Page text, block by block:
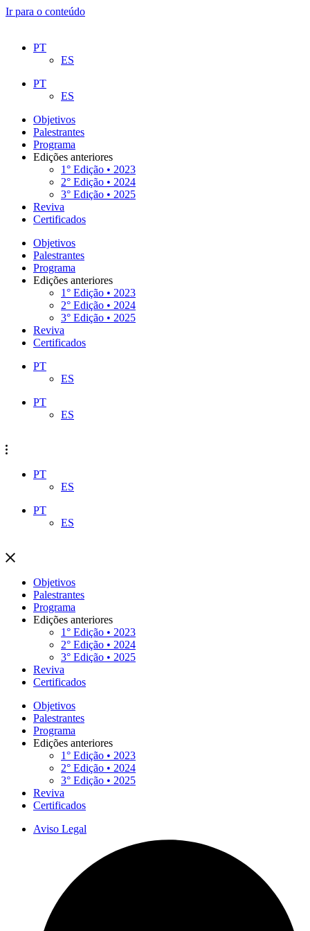
Ir para o conteúdo
PT
ES
PT
ES
Objetivos
Palestrantes
Programa
Edições anteriores
1° Edição • 2023
2° Edição • 2024
3° Edição • 2025
Reviva
Certificados
Objetivos
Palestrantes
Programa
Edições anteriores
1° Edição • 2023
2° Edição • 2024
3° Edição • 2025
Reviva
Certificados
PT
ES
PT
ES
PT
ES
PT
ES
Objetivos
Palestrantes
Programa
Edições anteriores
1° Edição • 2023
2° Edição • 2024
3° Edição • 2025
Reviva
Certificados
Objetivos
Palestrantes
Programa
Edições anteriores
1° Edição • 2023
2° Edição • 2024
3° Edição • 2025
Reviva
Certificados
Aviso Legal